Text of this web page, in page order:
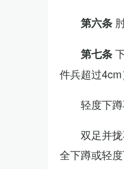
第六条
第七条
件兵超过
轻度下
双足并
全下蹲或轻